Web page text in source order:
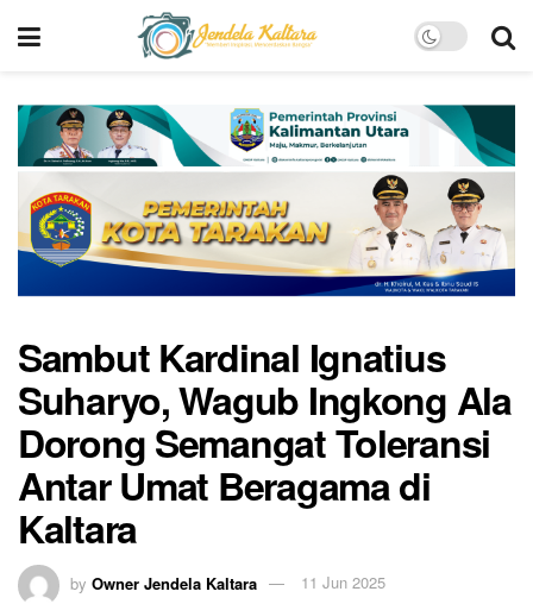
Sambut Kardinal Ignatius
Suharyo, Wagub Ingkong Ala
Dorong Semangat Toleransi
Antar Umat Beragama di
Kaltara
by Owner Jendela Kaltara 11 Jun 2025